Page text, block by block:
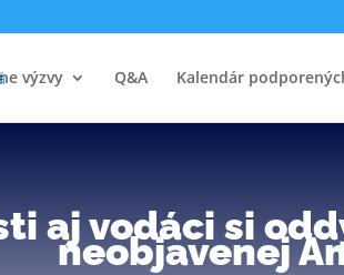
výzvy Q&A Kalendár
aj vodáci si
neobjavenej